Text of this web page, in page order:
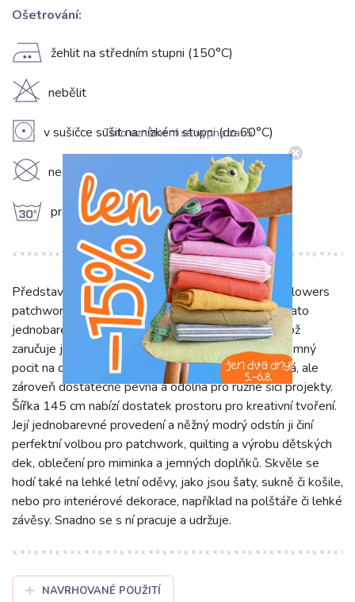
Ošetrování:
E žehlit na středním stupni (150°C)
H nebělit
V v sušičce sušit na nízkém stupni (do 60°C)
K nečistit chemicky
g prát na 30°C
Představujeme vám naši jemnou bavlněnou látku Flowers
patchwork baby blue v krásném modrém odstínu. Tato
jednobarevná látka je vyrobena ze 100% bavlny, což
zaručuje její přirozenou měkkost, prodyšnost a příjemný
pocit na dotek. S gramáží 120 g/m2 je ideálně lehká, ale
zároveň dostatečně pevná a odolná pro různé šicí projekty.
Šířka 145 cm nabízí dostatek prostoru pro kreativní tvoření.
Její jednobarevné provedení a něžný modrý odstín ji činí
perfektní volbou pro patchwork, quilting a výrobu dětských
dek, oblečení pro miminka a jemných doplňků. Skvěle se
hodí také na lehké letní oděvy, jako jsou šaty, sukně či košile,
nebo pro interiérové dekorace, například na polštáře či lehké
závěsy. Snadno se s ní pracuje a udržuje.
NAVRHOVANÉ POUŽITÍ
Toto oznámení se vypne za:5